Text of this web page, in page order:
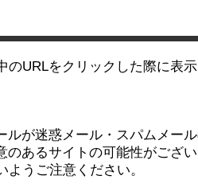
のURLをクリックした際に表
ルが迷惑メール・スパムメー
のあるサイトの可能性がござ
うご注意ください。